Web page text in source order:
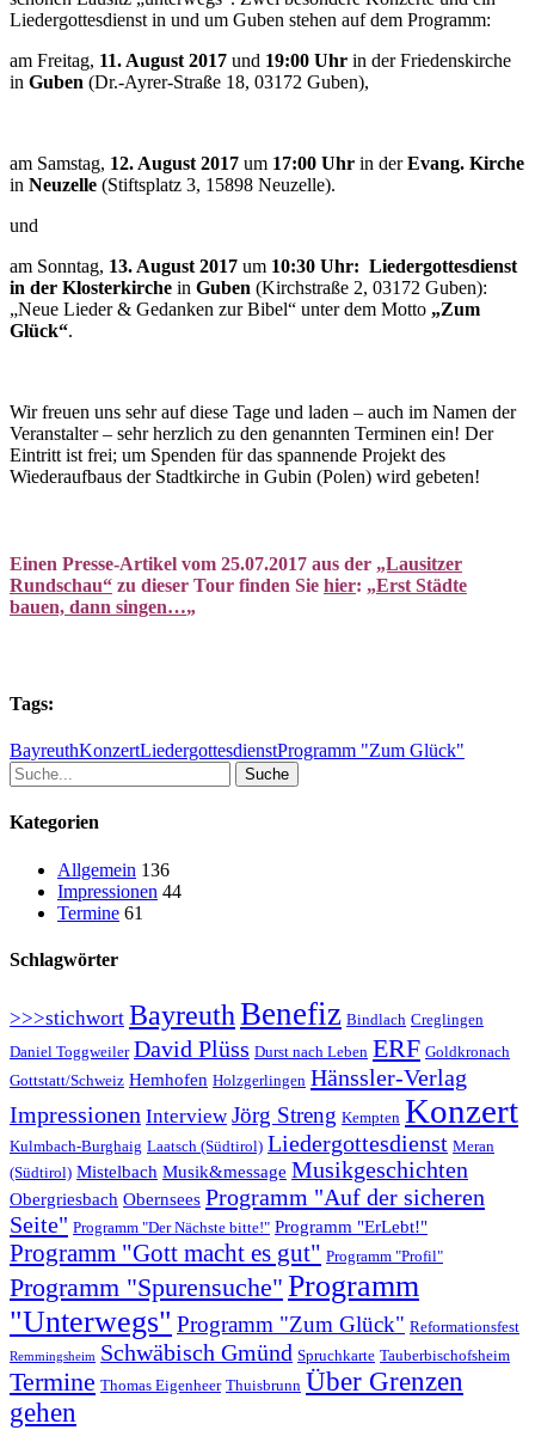
Liedergottesdienst in und um Guben stehen auf dem Programm:
am Freitag, 11. August 2017 und 19:00 Uhr in der Friedenskirche
in Guben (Dr.-Ayrer-Straße 18, 03172 Guben),
am Samstag, 12. August 2017 um 17:00 Uhr in derEvang. Kirche
in Neuzelle (Stiftsplatz 3, 15898 Neuzelle).
und
am Sonntag, 13. August 2017 um 10:30 Uhr: Liedergottesdienst
in der Klosterkirche in Guben (Kirchstraße 2, 03172 Guben):
„Neue Lieder & Gedanken zur Bibel“ unter dem Motto „Zum
Glück“.
Wir freuen uns sehr auf diese Tage und laden – auch im Namen der
Veranstalter – sehr herzlich zu den genannten Terminen ein! Der
Eintritt ist frei; um Spenden für das spannende Projekt des
Wiederaufbaus der Stadtkirche in Gubin (Polen) wird gebeten!
Einen Presse-Artikel vom 25.07.2017 aus der „Lausitzer
Rundschau“ zu dieser Tour finden Sie hier: „Erst Städte
bauen, dann singen…„
Tags:
BayreuthKonzertLiedergottesdienstProgramm "Zum Glück"
Suche
Kategorien
Allgemein 136
Impressionen 44
Termine 61
Schlagwörter
>>>stichwort BayreuthBenefiz Bindlach Creglingen
Daniel Toggweiler David Plüss Durst nach Leben ERF Goldkronach
Gottstatt/Schweiz Hemhofen Holzgerlingen Hänssler-Verlag
Impressionen Interview Jörg Streng Kempten Konzert
Kulmbach-Burghaig Laatsch (Südtirol) Liedergottesdienst Meran
(Südtirol) Mistelbach Musik&message Musikgeschichten
Obergriesbach Obernsees Programm "Auf der sicheren
Seite" Programm "Der Nächste bitte!" Programm "ErLebt!"
Programm "Gott macht es gut" Programm "Profil"
Programm "Spurensuche" Programm
"Unterwegs" Programm "Zum Glück" Reformationsfest
Remmingsheim Schwäbisch Gmünd Spruchkarte Tauberbischofsheim
Termine Thomas Eigenheer Thuisbrunn Über Grenzen
gehen